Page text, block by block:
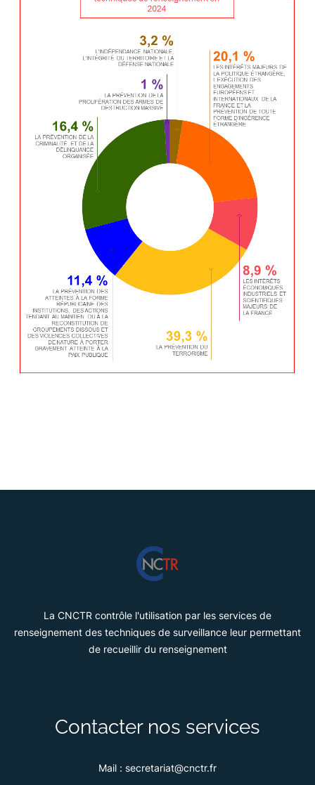
La CNCTR contrôle l'utilisation par les services de
renseignement des techniques de surveillance leur permettant
de recueillir du renseignement
Contacter nos services
Mail : secretariat@cnctr.fr